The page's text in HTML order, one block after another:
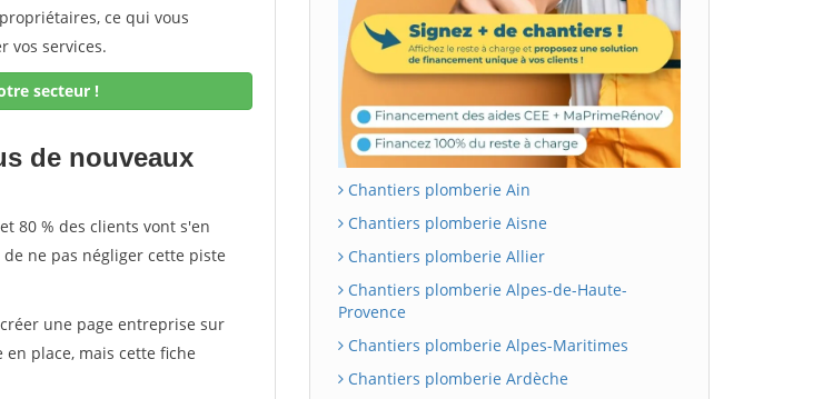
ce qui vous
vos services.
secteur !
de nouveaux
80 % des clients vont s'en
ne pas négliger cette piste
une page entreprise sur
place, mais cette fiche
Chantiers plomberie Ain
Chantiers plomberie Aisne
Chantiers plomberie Allier
Chantiers plomberie Alpes-de-Haute-
Provence
Chantiers plomberie Alpes-Maritimes
Chantiers plomberie Ardèche